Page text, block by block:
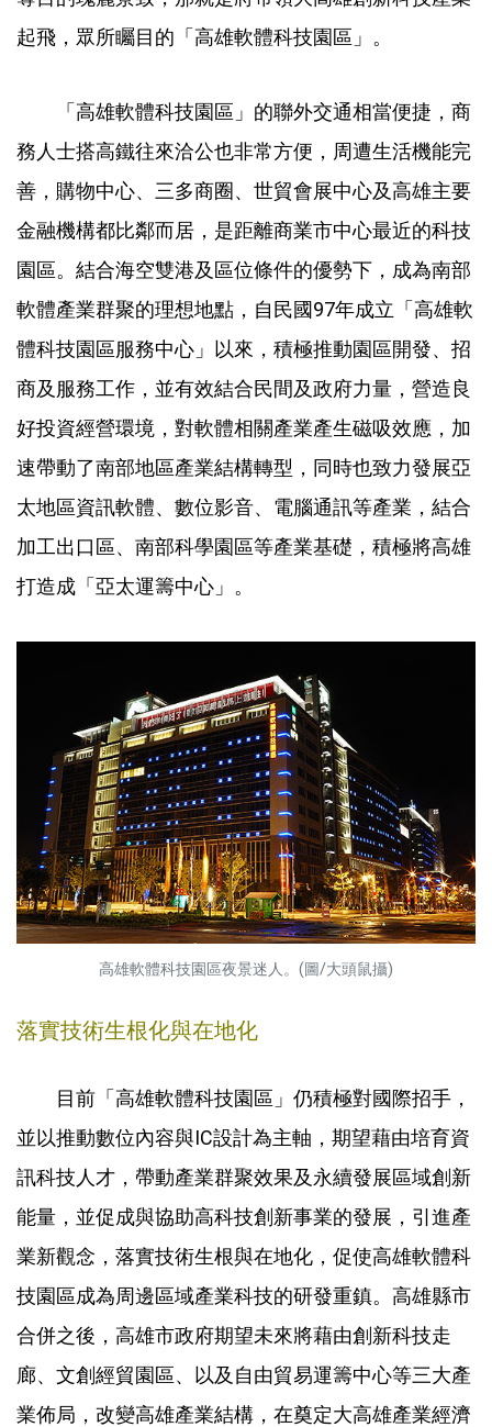
起飛，眾所矚目的「高雄軟體科技園區」。
「高雄軟體科技園區」的聯外交通相當便捷，商
務人士搭高鐵往來洽公也非常方便，周遭生活機能完
善，購物中心、三多商圈、世貿會展中心及高雄主要
金融機構都比鄰而居，是距離商業市中心最近的科技
園區。結合海空雙港及區位條件的優勢下，成為南部
軟體產業群聚的理想地點，自民國97年成立「高雄軟
體科技園區服務中心」以來，積極推動園區開發、招
商及服務工作，並有效結合民間及政府力量，營造良
好投資經營環境，對軟體相關產業產生磁吸效應，加
速帶動了南部地區產業結構轉型，同時也致力發展亞
太地區資訊軟體、數位影音、電腦通訊等產業，結合
加工出口區、南部科學園區等產業基礎，積極將高雄
打造成「亞太運籌中心」。
高雄軟體科技園區夜景迷人。(圖/大頭鼠攝)
落實技術生根化與在地化
目前「高雄軟體科技園區」仍積極對國際招手，
並以推動數位內容與IC設計為主軸，期望藉由培育資
訊科技人才，帶動產業群聚效果及永續發展區域創新
能量，並促成與協助高科技創新事業的發展，引進產
業新觀念，落實技術生根與在地化，促使高雄軟體科
技園區成為周邊區域產業科技的研發重鎮。高雄縣市
合併之後，高雄市政府期望未來將藉由創新科技走
廊、文創經貿園區、以及自由貿易運籌中心等三大產
業佈局，改變高雄產業結構，在奠定大高雄產業經濟